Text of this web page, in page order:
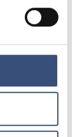
Kaap